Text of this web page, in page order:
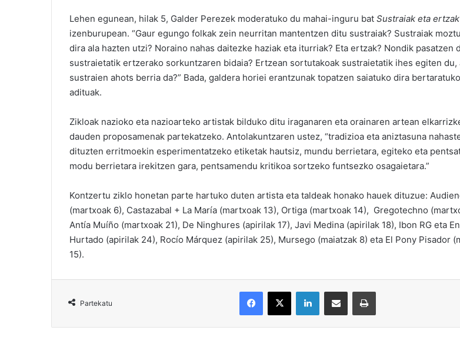
Lehen egunean, hilak 5, Galder Perezek moderatuko du mahai-inguru bat Sustraiak eta ertzak
izenburupean. “Gaur egungo folkak zein neurritan mantentzen ditu sustraiak? Sustraiak
dira ala hazten utzi? Noraino nahas daitezke haziak eta iturriak? Eta ertzak? Nondik pasatzen
sustraietatik ertzerako sorkuntzaren bidaia? Ertzean sortutakoak sustraietatik ihes egiten du,
sustraien ahots berria da?” Bada, galdera horiei erantzunak topatzen saiatuko dira
adituak.
Zikloak nazioko eta nazioarteko artistak bilduko ditu iraganaren eta orainaren artean
dauden proposamenak partekatzeko. Antolakuntzaren ustez, “tradizioa eta aniztasuna
dituzten erritmoekin esperimentatzeko etiketak hautsiz, mundu berrietara, egiteko eta
modu berrietara irekitzen gara, pentsamendu kritikoa sortzeko funtsezko osagaietara.”
Kontzertu ziklo honetan parte hartuko duten artista eta taldeak honako hauek dituzue:
(martxoak 6), Castazabal + La María (martxoak 13), Ortiga (martxoak 14), Gregotechno
Antía Muíño (martxoak 21), De Ninghures (apirilak 17), Javi Medina (apirilak 18), Ibon RG eta
Hurtado (apirilak 24), Rocío Márquez (apirilak 25), Mursego (maiatzak 8) eta El Pony Pisador
15).
Partekatu